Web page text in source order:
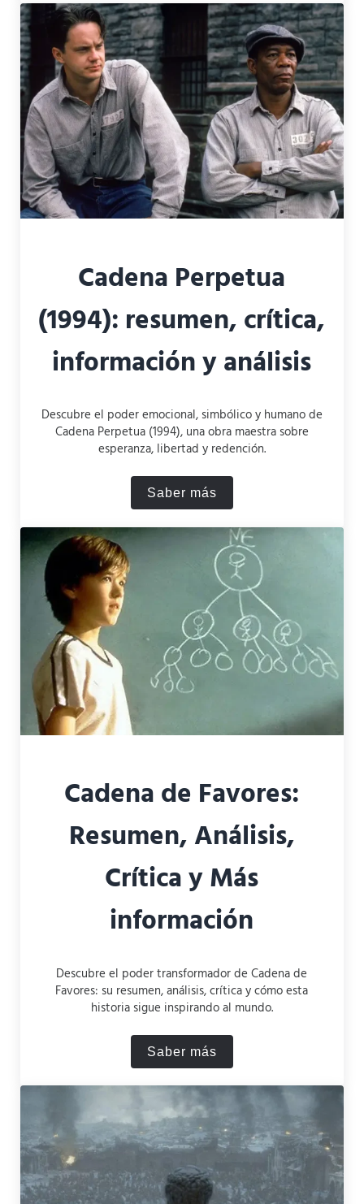
Cadena Perpetua
(1994): resumen, crítica,
información y análisis
Descubre el poder emocional, simbólico y humano de
Cadena Perpetua (1994), una obra maestra sobre
esperanza, libertad y redención.
Saber másCadena Perpetua (1994):
Cadena de Favores:
Resumen, Análisis,
Crítica y Más
información
Descubre el poder transformador de Cadena de
Favores: su resumen, análisis, crítica y cómo esta
historia sigue inspirando al mundo.
Saber másCadena de Favores: